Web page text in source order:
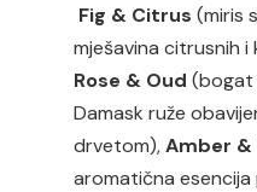
Fig & Citrus (miris
mješavina citrusnih
Rose & Oud (bogat
Damask ruže
drvetom),Amber &
aromatična esencija